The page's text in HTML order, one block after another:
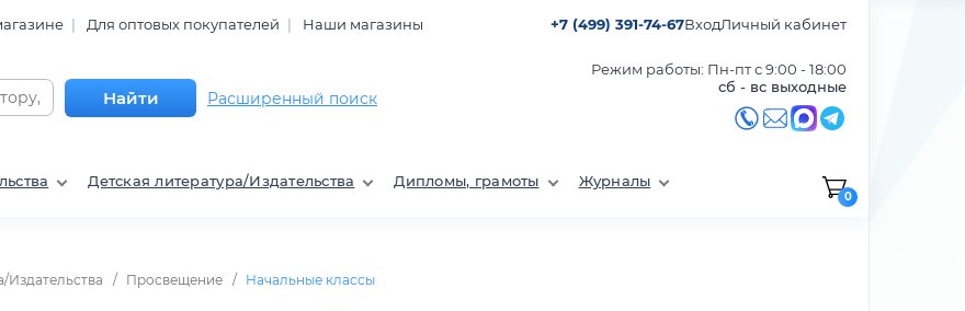
Для оптовых покупателей Наши магазины +7 (499) 391-74-67ВходЛичный кабинет
Найти Расширенный поиск
Режим работы: Пн-пт с 9:00 - 18:00
сб - вс выходные
Детская литература/Издательства Дипломы, грамоты Журналы
0
Издательства Просвещение Начальные классы